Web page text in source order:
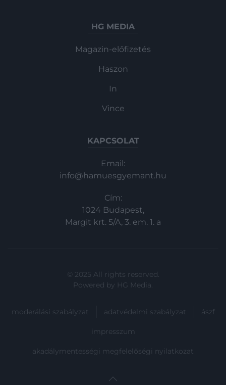
HG MEDIA
Magazin-előfizetés
Haszon
In
Vince
KAPCSOLAT
Email:
info@hamuesgyemant.hu
Cím:
1024 Budapest,
Margit krt. 5/A, 3. em. 1. a
© 2025 All rights reserved.
Powered by HG Media.
moderálási szabályzat adatvédelmi szabályzat ászf
impresszum
akadálymentességi megfelelőségi nyilatkozat